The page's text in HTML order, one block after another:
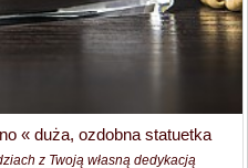
« duża, ozdobna statuetka
z Twoją własną dedykacją